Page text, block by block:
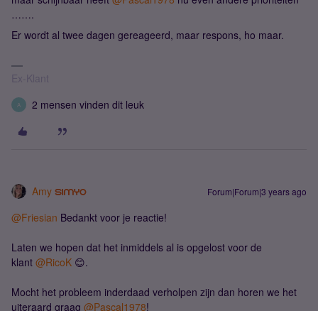
…….
Er wordt al twee dagen gereageerd, maar respons, ho maar.
Ex-Klant
A 2 mensen vinden dit leuk
Amy Forum|Forum|3 years ago
@Friesian Bedankt voor je reactie!
Laten we hopen dat het inmiddels al is opgelost voor de
klant @RicoK 😊.
Mocht het probleem inderdaad verholpen zijn dan horen we het
uiteraard graag @Pascal1978!